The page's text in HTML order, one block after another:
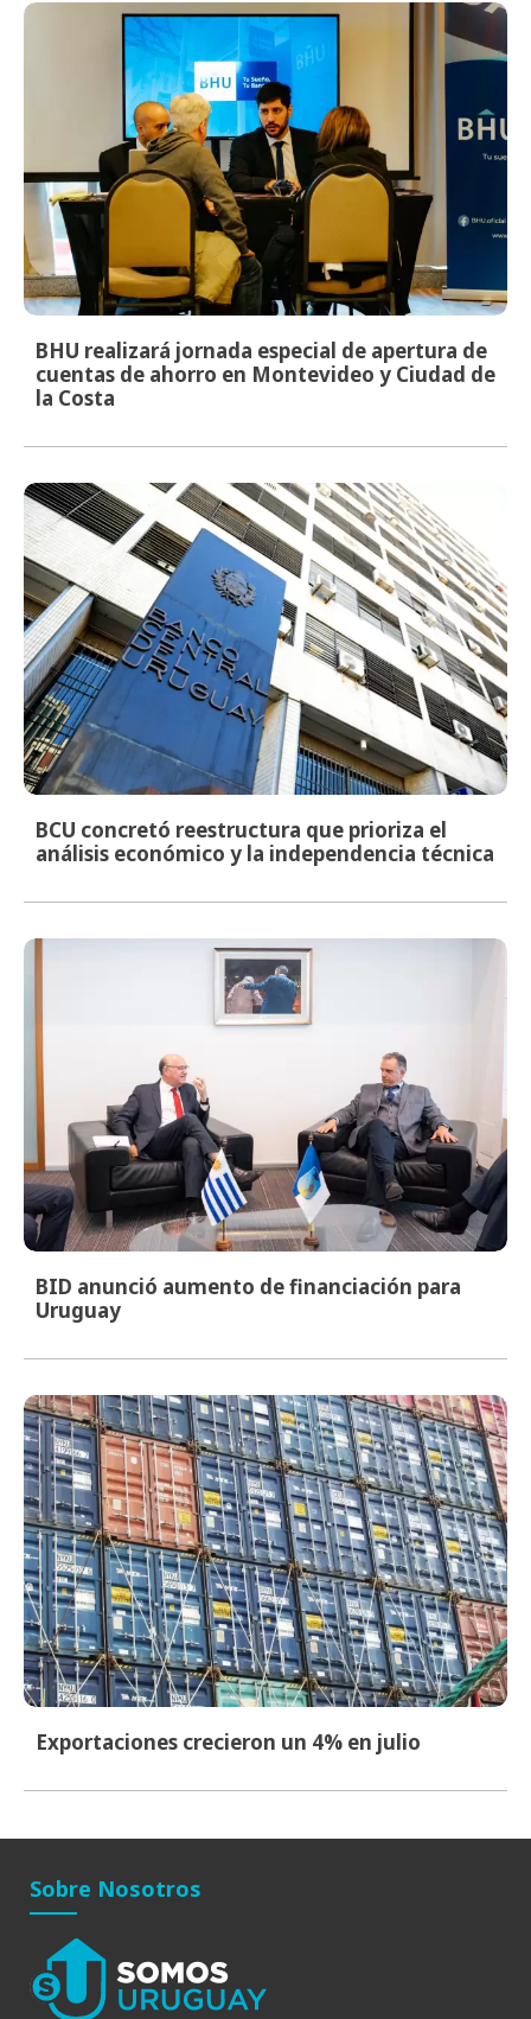
BHU realizará jornada especial de apertura de
cuentas de ahorro en Montevideo y Ciudad de
la Costa
BCU concretó reestructura que prioriza el
análisis económico y la independencia técnica
BID anunció aumento de financiación para
Uruguay
Exportaciones crecieron un 4% en julio
Sobre Nosotros